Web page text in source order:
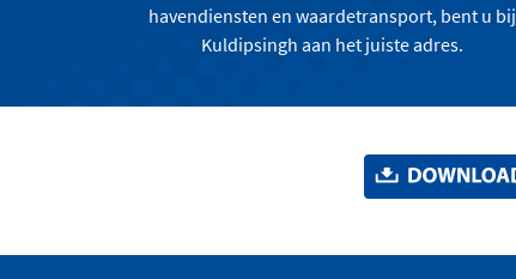
havendiensten en waardetransport, bent u bij
Kuldipsingh aan het juiste adres.